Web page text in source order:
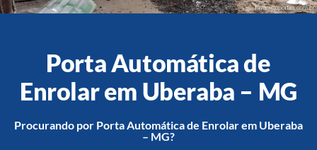
Acessórios
Automatização
Porta Automática de
Enrolar em Uberaba – MG
Procurando por Porta Automática de Enrolar em Uberaba
– MG?